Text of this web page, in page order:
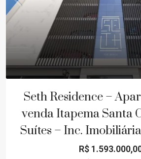
Seth Residence –
venda Itapema Santa
Suítes – Inc.
R$